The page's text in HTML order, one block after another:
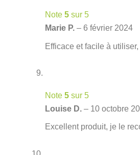
Note 5 sur 5
Marie P. – 6 février 2024
Efficace et facile à utiliser,
Note 5 sur 5
Louise D. – 10 octobre
Excellent produit, je le